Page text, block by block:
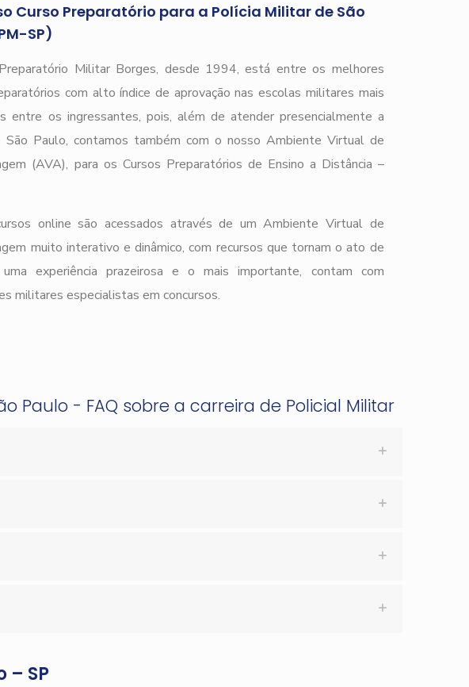
Curso Preparatório para a Polícia Militar de São
SP)
Militar Borges, desde 1994, está entre os melhores
com alto índice de aprovação nas escolas militares mais
entre os ingressantes, pois, além de atender presencialmente a
São Paulo, contamos também com o nosso Ambiente Virtual de
(AVA), para os Cursos Preparatórios de Ensino a Distância –
online são acessados através de um Ambiente Virtual de
muito interativo e dinâmico, com recursos que tornam o ato de
uma experiência prazeirosa e o mais importante, contam com
militares especialistas em concursos.
Paulo - FAQ sobre a carreira de Policial Militar
SP